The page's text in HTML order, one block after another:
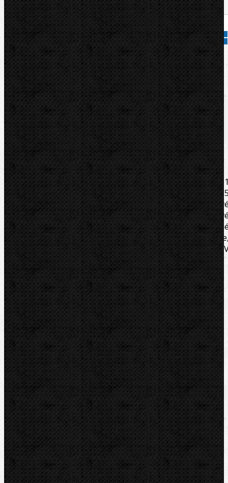
Množstvo:
Pridať do košíka
Kód tovaru: 252644
Značka:
VIRAX
Popis
Súbory/Odkazy
Zaradenie
Komentáre (0)
Ručný rozširovač trubiek s rozsahom 8-42 mm, 3/8-
1/8".Mäkké medené trubky 8-42 mm, 3/8 – 1 1/8", s =
mm, mäkké hliníkové trubky, mäkké presné
trubky, 8-42 mm, 3/8- 1 1/8", s = 1,2 mm, mäkké
oceľové trubky 8-42 mm, 3/8 – 1 1/8" s = 1 mm.Extra
segmenty, pre extra dlhé objímky. Rozširovacie
rozširovacie hlavy v sade: 12-14-16-18-22-28-32mm.
pevnom plastovom kufri. Hmotnosť 2,3kg.
Súbory/Odkazy
Katalogový list
Zaradenie
Vyhrdlovače
Vyhrdlovače / Expandéry
Komentáre
Pridať komentár
Sortiment